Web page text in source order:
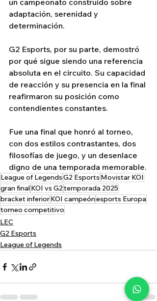
un campeonato construido sobre
adaptación, serenidad y
determinación.
G2 Esports, por su parte, demostró
por qué sigue siendo una referencia
absoluta en el circuito. Su capacidad
de reacción y su presencia en la final
reafirmaron su posición como
contendientes constantes.
Fue una final que honró al torneo,
con dos estilos contrastantes, dos
filosofías de juego, y un desenlace
digno de una temporada memorable.
League of LegendsG2 Esports Movistar KOI
gran finalKOI vs G2temporada 2025
bracket inferiorKOI campeónesports Europa
torneo competitivo
LEC
G2 Esports
League of Legends